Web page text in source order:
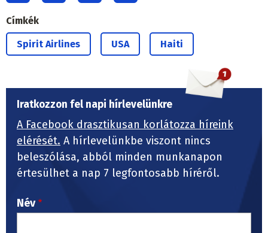
Címkék
Spirit Airlines USA Haiti
Iratkozzon fel napi hírlevelünkre
A Facebook drasztikusan korlátozza híreink
elérését. A hírlevelünkbe viszont nincs
beleszólása, abból minden munkanapon
értesülhet a nap 7 legfontosabb híréről.
Név